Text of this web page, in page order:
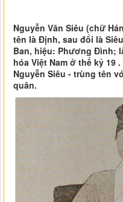
Nguyễn Văn Siêu (chữ
tên là Định, sau đổi là
Ban, hiệu: Phương Đình;
hóa Việt Nam ở thế kỷ
Nguyễn Siêu - trùng tên
quân.